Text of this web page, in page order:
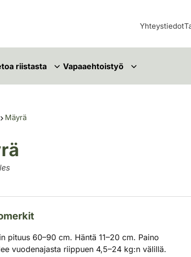
Yhteystiedot
riistasta Vapaaehtoistyö
Mäyrä
pituus 60–90 cm. Häntä 11–20 cm. Paino
vuodenajasta riippuen 4,5–24 kg:n välillä.